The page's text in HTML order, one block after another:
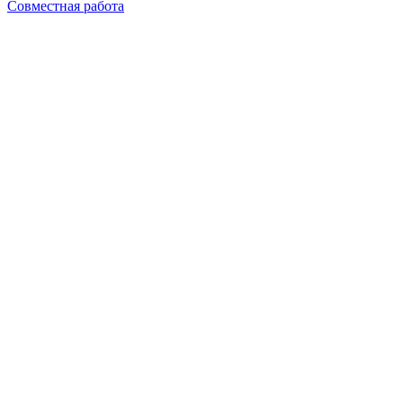
Совместная работа